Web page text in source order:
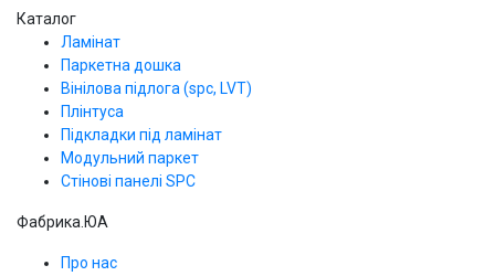
Каталог
Ламінат
Паркетна дошка
Вінілова підлога (spc, LVT)
Плінтуса
Підкладки під ламінат
Модульний паркет
Стінові панелі SPС
Фабрика.ЮА
Про нас